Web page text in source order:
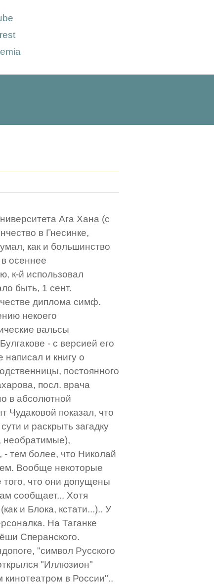
Ага Хана (с
в Гнесинке,
как и большинство
осеннее
к-й использовал
быть, 1 сент.
диплома симф.
некоего
вальсы
- с версией его
написал и книгу о
постоянного
посл. врача
в абсолютной
Чудаковой показал, что
и раскрыть загадку
необратимые),
тем более, что Николай
Вообще некоторые
того, что они допущены
сообщает... Хотя
и Блока, кстати...).. У
На Таганке
Сперанского.
"символ Русского
"Иллюзион"
кинотеатром в России"..